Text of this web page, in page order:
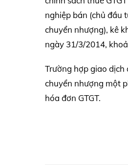
nghiệp bán (chủ đầu
chuyển nhượng), kê
ngày 31/3/2014,
Trường hợp giao dịch
chuyển nhượng một
hóa đơn GTGT.